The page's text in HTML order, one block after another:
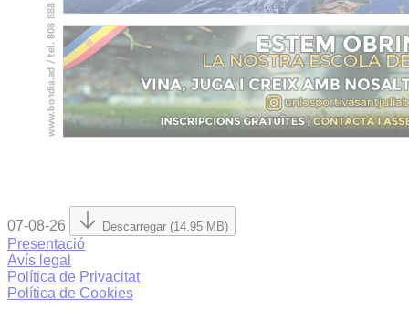
07-08-26 Descarregar (14.95 MB)
Presentació
Avís legal
Política de Privacitat
Política de Cookies